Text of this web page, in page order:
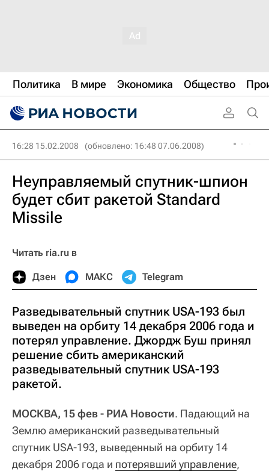
Политика В мире Экономика Общество
16:28 15.02.2008 (обновлено: 16:48 07.06.2008)
Неуправляемый спутник-шпион
будет сбит ракетой Standard
Missile
Читать ria.ru в
Дзен МАКС Telegram
Разведывательный спутник USA-193 был
выведен на орбиту 14 декабря 2006 года и
потерял управление. Джордж Буш принял
решение сбить американский
разведывательный спутник USA-193
ракетой.
МОСКВА, 15 фев - РИА Новости. Падающий на
Землю американский разведывательный
спутник USA-193, выведенный на орбиту 14
декабря 2006 года и потерявший управление,